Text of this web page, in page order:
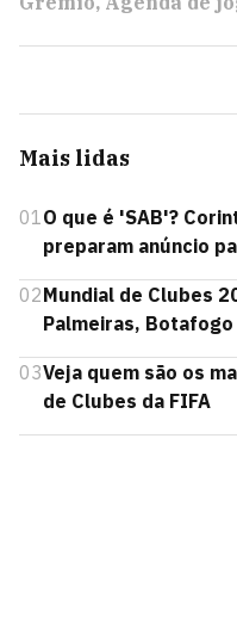
Mais lidas
01O que é 'SAB'?
preparam anúncio
02Mundial de Clubes
Palmeiras,
03Veja quem são os
de Clubes da FIFA